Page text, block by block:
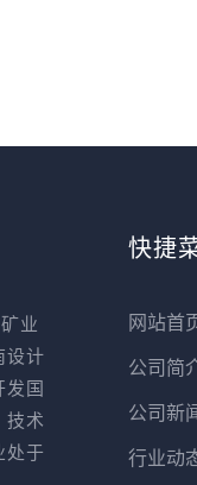
业
设计
发国
技术
处于
快捷
网站首
公司简
公司新
行业动